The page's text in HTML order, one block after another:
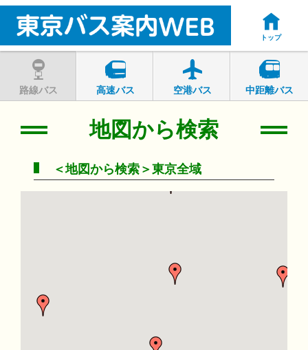
トップ
路線バス 高速バス 空港バス 中距離バス
地図から検索
＜地図から検索＞東京全域